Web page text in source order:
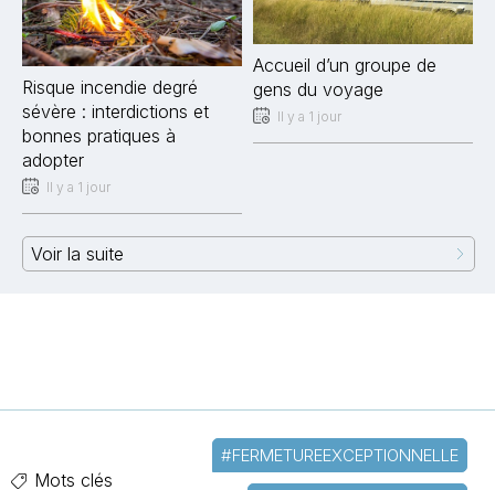
Risque incendie degré
sévère : interdictions et
bonnes pratiques à
adopter
Il y a 1 jour
Accueil d’un groupe de
gens du voyage
Il y a 1 jour
Voir la suite
Mots clés
#FERMETUREEXCEPTIONNELLE